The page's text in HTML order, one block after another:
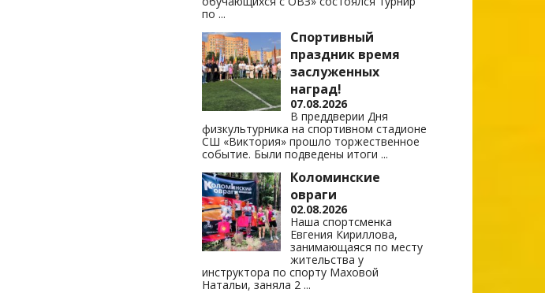
по...
Спортивный
праздник время
заслуженных
наград!
07.08.2026
В преддверии Дня
физкультурника на спортивном стадионе
СШ «Виктория» прошло торжественное
событие. Были подведены итоги ...
Коломинские
овраги
02.08.2026
Наша спортсменка
Евгения Кириллова,
занимающаяся по месту
жительства у
инструктора по спорту Маховой
Натальи, заняла 2 ...